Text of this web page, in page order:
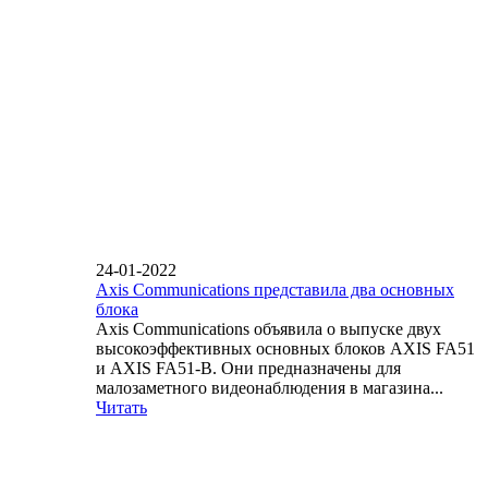
24-01-2022
Axis Communications представила два основных
блока
Axis Communications объявила о выпуске двух
высокоэффективных основных блоков AXIS FA51
и AXIS FA51-B. Они предназначены для
малозаметного видеонаблюдения в магазина...
Читать